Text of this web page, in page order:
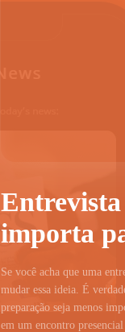
importa
Se você acha que uma
mudar essa ideia. É
preparação seja menos
em um encontro